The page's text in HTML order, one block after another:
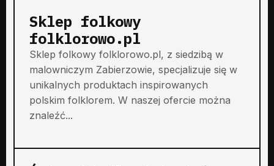
Sklep folkowy
folklorowo.pl
Sklep folkowy folklorowo.pl, z siedzibą w
malowniczym Zabierzowie, specjalizuje się w
unikalnych produktach inspirowanych
polskim folklorem. W naszej ofercie można
znaleźć...